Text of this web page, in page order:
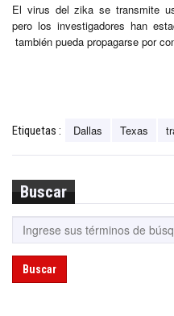
El virus del zika se transmite
pero los investigadores han
también pueda propagarse por
Etiquetas : Dallas Texas
Buscar
Buscar